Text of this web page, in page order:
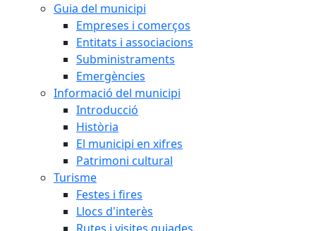
Guia del municipi
Empreses i comerços
Entitats i associacions
Subministraments
Emergències
Informació del municipi
Introducció
Història
El municipi en xifres
Patrimoni cultural
Turisme
Festes i fires
Llocs d'interès